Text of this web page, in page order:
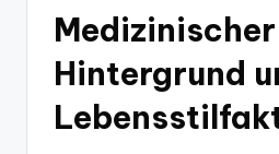
Medizinischer
Hintergrund